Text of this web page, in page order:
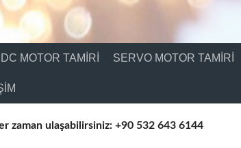
DC MOTOR TAMIRI SERVO MOTOR TAMIRI
zaman ulaşabilirsiniz: +90 532 643 6144